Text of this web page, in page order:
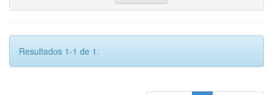
Resultados 1-1 de 1.